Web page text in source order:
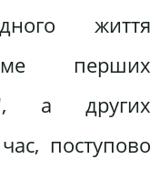
життя
перших
а других
поступово